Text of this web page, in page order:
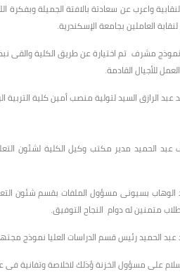
واعرب عن سعادتة بالافتة الجميلة وبفكرة
العاملين بجامعة الإسكندرية.
مشرف تم اختيارة عن طريق الكلية والقى
للأجيال القادمة.
الرازق السيد لتولية منصب أمين كلية التربية
عبد الحميد مدير مكتب وكيل الكلية لشئون
الوهاب بسيونى مسؤول الملفات بقسم شئون
متمنين له دوام النجاح التوفيق.
عبد الحميد رئيس قسم الدراسات العليا نموذج
على مسؤول الخزنة ؤذلك لاخلاصة وتفانية فى